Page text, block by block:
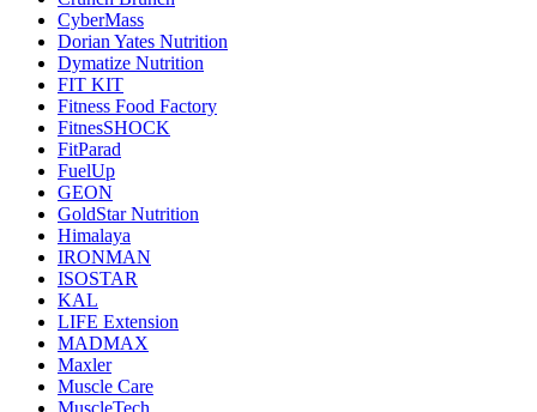
CyberMass
Dorian Yates Nutrition
Dymatize Nutrition
FIT KIT
Fitness Food Factory
FitnesSHOCK
FitParad
FuelUp
GEON
GoldStar Nutrition
Himalaya
IRONMAN
ISOSTAR
KAL
LIFE Extension
MADMAX
Maxler
Muscle Care
MuscleTech